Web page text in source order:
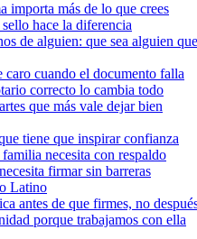
importa más de lo que crees
hace la diferencia
de alguien: que sea alguien que
cuando el documento falla
correcto lo cambia todo
que más vale dejar bien
tiene que inspirar confianza
necesita con respaldo
firmar sin barreras
Latino
antes de que firmes, no
porque trabajamos con ella